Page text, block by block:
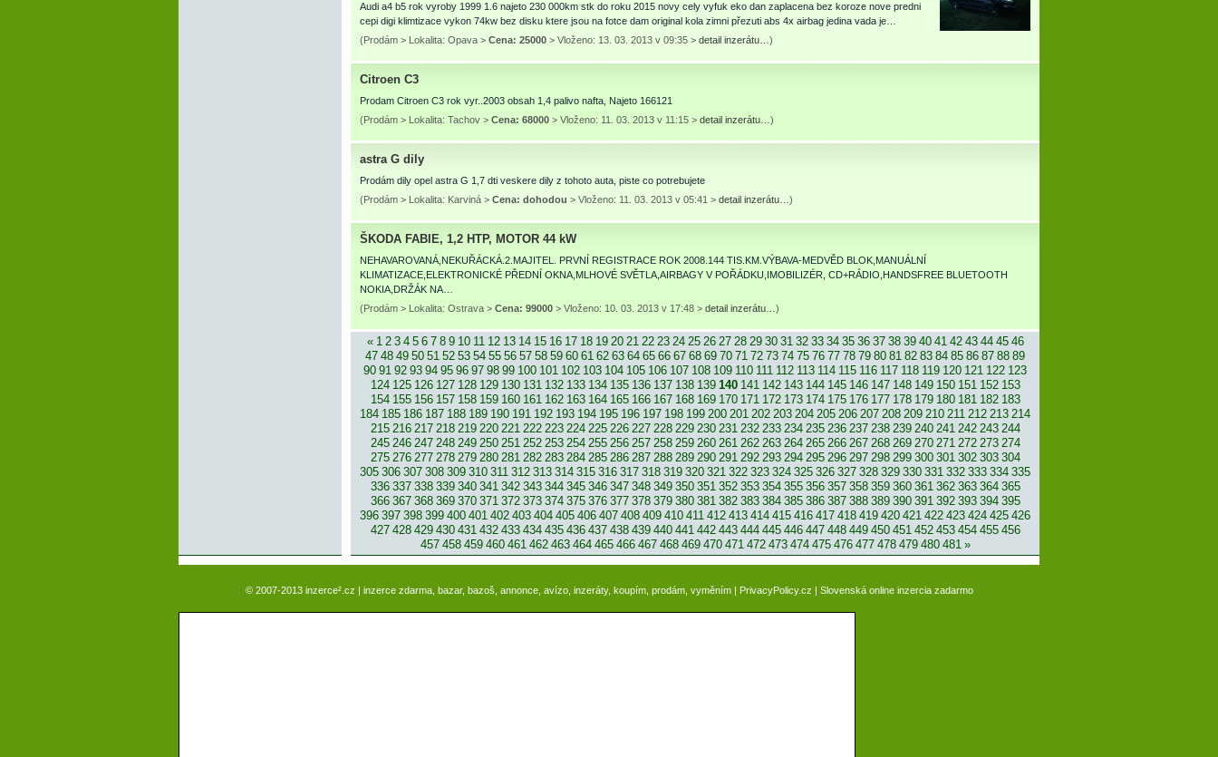
Audi a4 b5 rok vyroby 1999 1.6 najeto 230 000km stk do roku 2015 novy cely vyfuk eko dan zaplacena bez koroze nove predni
cepi digi klimtizace vykon 74kw bez disku ktere jsou na fotce dam original kola zimni přezuti abs 4x airbag jedina vada je…
(Prodám > Lokalita: Opava > Cena: 25000 > Vloženo: 13. 03. 2013 v 09:35 > detail inzerátu… )
Citroen C3
Prodam Citroen C3 rok vyr..2003 obsah 1,4 palivo nafta, Najeto 166121
(Prodám > Lokalita: Tachov > Cena: 68000 > Vloženo: 11. 03. 2013 v 11:15 > detail inzerátu… )
astra G dily
Prodám dily opel astra G 1,7 dti veskere dily z tohoto auta, piste co potrebujete
(Prodám > Lokalita: Karviná > Cena: dohodou > Vloženo: 11. 03. 2013 v 05:41 > detail inzerátu… )
ŠKODA FABIE, 1,2 HTP, MOTOR 44 kW
NEHAVAROVANÁ,NEKUŘÁCKÁ.2.MAJITEL. PRVNÍ REGISTRACE ROK 2008.144 TIS.KM.VÝBAVA-MEDVĚD BLOK,MANUÁLNÍ
KLIMATIZACE,ELEKTRONICKÉ PŘEDNÍ OKNA,MLHOVÉ SVĚTLA,AIRBAGY V POŘÁDKU,IMOBILIZÉR, CD+RÁDIO,HANDSFREE BLUETOOTH
NOKIA,DRŽÁK NA…
(Prodám > Lokalita: Ostrava > Cena: 99000 > Vloženo: 10. 03. 2013 v 17:48 > detail inzerátu… )
« 1 2 3 4 5 6 7 8 9 10 11 12 13 14 15 16 17 18 19 20 21 22 23 24 25 26 27 28 29 30 31 32 33 34 35 36 37 38 39 40 41 42 43 44 45 46
47 48 49 50 51 52 53 54 55 56 57 58 59 60 61 62 63 64 65 66 67 68 69 70 71 72 73 74 75 76 77 78 79 80 81 82 83 84 85 86 87 88 89
90 91 92 93 94 95 96 97 98 99 100 101 102 103 104 105 106 107 108 109 110 111 112 113 114 115 116 117 118 119 120 121 122 123
124 125 126 127 128 129 130 131 132 133 134 135 136 137 138 139 140 141 142 143 144 145 146 147 148 149 150 151 152 153
154 155 156 157 158 159 160 161 162 163 164 165 166 167 168 169 170 171 172 173 174 175 176 177 178 179 180 181 182 183
184 185 186 187 188 189 190 191 192 193 194 195 196 197 198 199 200 201 202 203 204 205 206 207 208 209 210 211 212 213 214
215 216 217 218 219 220 221 222 223 224 225 226 227 228 229 230 231 232 233 234 235 236 237 238 239 240 241 242 243 244
245 246 247 248 249 250 251 252 253 254 255 256 257 258 259 260 261 262 263 264 265 266 267 268 269 270 271 272 273 274
275 276 277 278 279 280 281 282 283 284 285 286 287 288 289 290 291 292 293 294 295 296 297 298 299 300 301 302 303 304
305 306 307 308 309 310 311 312 313 314 315 316 317 318 319 320 321 322 323 324 325 326 327 328 329 330 331 332 333 334 335
336 337 338 339 340 341 342 343 344 345 346 347 348 349 350 351 352 353 354 355 356 357 358 359 360 361 362 363 364 365
366 367 368 369 370 371 372 373 374 375 376 377 378 379 380 381 382 383 384 385 386 387 388 389 390 391 392 393 394 395
396 397 398 399 400 401 402 403 404 405 406 407 408 409 410 411 412 413 414 415 416 417 418 419 420 421 422 423 424 425 426
427 428 429 430 431 432 433 434 435 436 437 438 439 440 441 442 443 444 445 446 447 448 449 450 451 452 453 454 455 456
457 458 459 460 461 462 463 464 465 466 467 468 469 470 471 472 473 474 475 476 477 478 479 480 481 »
© 2007-2013 inzerce².cz | inzerce zdarma, bazar, bazoš, annonce, avízo, inzeráty, koupím, prodám, vyměním | PrivacyPolicy.cz | Slovenská online inzercia zadarmo